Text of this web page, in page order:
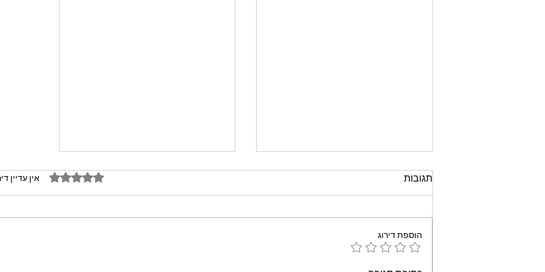
תגובות דירוג של 0 מתוך 5 כוכבים אין עדיין
הוספת דירוג